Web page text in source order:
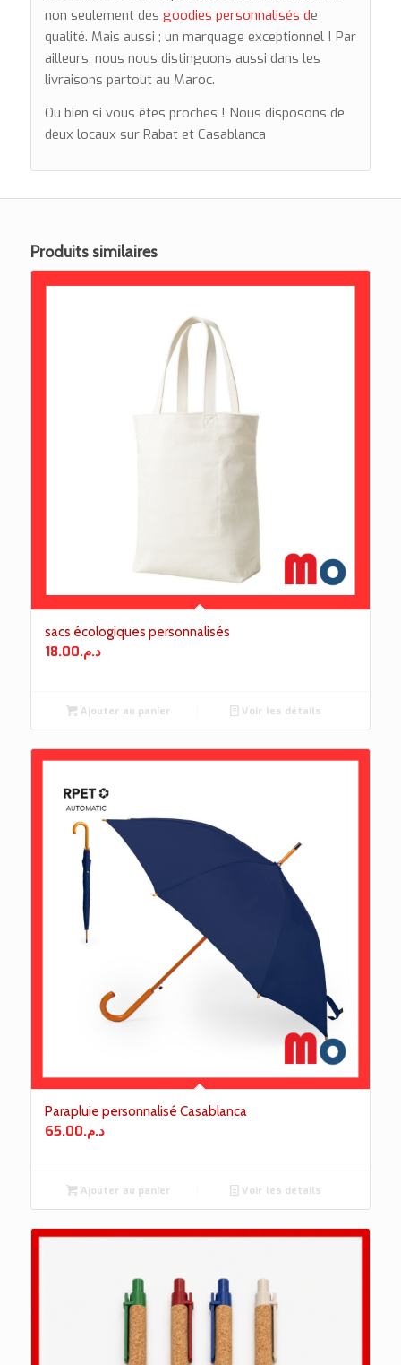
non seulement des goodies personnalisés de
qualité. Mais aussi ; un marquage exceptionnel ! Par
ailleurs, nous nous distinguons aussi dans les
livraisons partout au Maroc.
Ou bien si vous êtes proches ! Nous disposons de
deux locaux sur Rabat et Casablanca
Produits similaires
sacs écologiques personnalisés
د.م.18.00
Ajouter au panier Voir les détails
Parapluie personnalisé Casablanca
د.م.65.00
Ajouter au panier Voir les détails